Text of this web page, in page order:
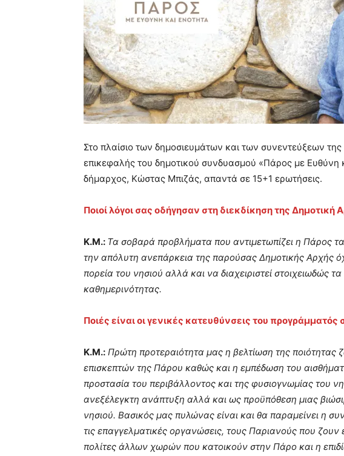
Στο πλαίσιο των δημοσιευμάτων και των συνεντεύξεων
επικεφαλής του δημοτικού συνδυασμού «Πάρος με Ευθύνη
δήμαρχος, Κώστας Μπιζάς, απαντά σε 15+1 ερωτήσεις.
Ποιοί λόγοι σας οδήγησαν στη διεκδίκηση της Δημοτική
Κ.Μ.: Τα σοβαρά προβλήματα που αντιμετωπίζει η Πάρος
την απόλυτη ανεπάρκεια της παρούσας Δημοτικής Αρχής
πορεία του νησιού αλλά και να διαχειριστεί στοιχειωδώς
καθημερινότητας.
Ποιές είναι οι γενικές κατευθύνσεις του προγράμματός
Κ.Μ.: Πρώτη προτεραιότητα μας η βελτίωση της
επισκεπτών της Πάρου καθώς και η εμπέδωση του
προστασία του περιβάλλοντος και της φυσιογνωμίας του
ανεξέλεγκτη ανάπτυξη αλλά και ως προϋπόθεση μιας
νησιού. Βασικός μας πυλώνας είναι και θα παραμείνει η
τις επαγγελματικές οργανώσεις, τους Παριανούς που
πολίτες άλλων χωρών που κατοικούν στην Πάρο και η